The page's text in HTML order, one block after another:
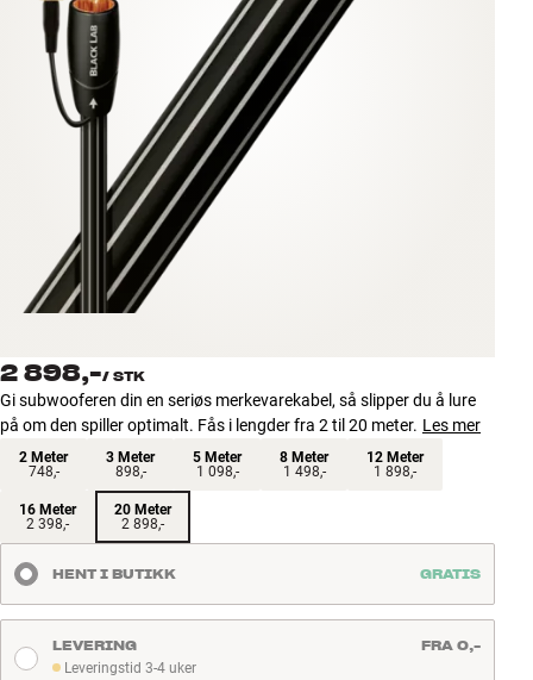
Tilbehør
INSPIRASJON
MERKER
NYHETER
TILBUD
Logg inn
Kundeservice
Bygg med lyd
2 898,-/ STK
Gi subwooferen din en seriøs merkevarekabel, så slipper du å lure
på om den spiller optimalt. Fås i lengder fra 2 til 20 meter. Les mer
2 Meter
748,-
3 Meter
898,-
5 Meter
1 098,-
8 Meter
1 498,-
12 Meter
1 898,-
16 Meter
2 398,-
20 Meter
2 898,-
HENT I BUTIKK GRATIS
Leveringstid 3-4 uker
Leveringstid 3-4 uker
LEVERING FRA 0,-